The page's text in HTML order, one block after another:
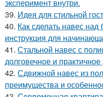
эксперимент внутри.
39. Идея для стильной
40. Как сделать навес
инструкция для
41. Стальной навес с
долговечное и
42. Сдвижной навес из
преимущества и